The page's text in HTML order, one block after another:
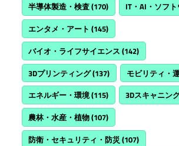
半導体製造・検査(170) IT・AI・ソフ
エンタメ・アート (145)
バイオ・ライフサイエンス (142)
3Dプリンティング(137) モビリティ・
エネルギー・環境(115) 3Dスキャニン
農林・水産・植物(107)
防衛・セキュリティ・防災 (107)